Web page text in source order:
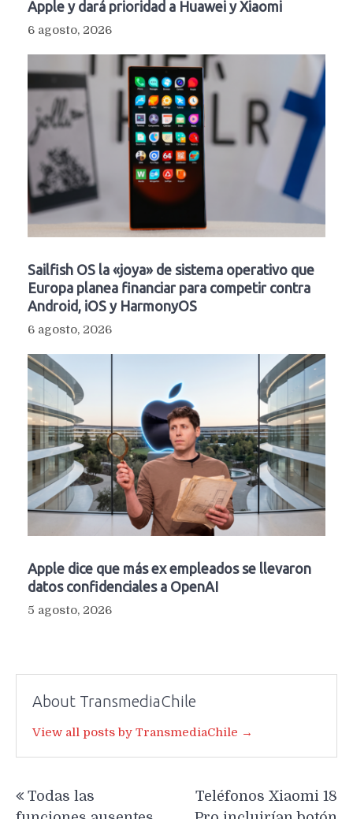
Apple y dará prioridad a Huawei y Xiaomi
6 agosto, 2026
Sailfish OS la «joya» de sistema operativo que
Europa planea financiar para competir contra
Android, iOS y HarmonyOS
6 agosto, 2026
Apple dice que más ex empleados se llevaron
datos confidenciales a OpenAI
5 agosto, 2026
About TransmediaChile
View all posts by TransmediaChile →
de
Todas las
Teléfonos Xiaomi 18